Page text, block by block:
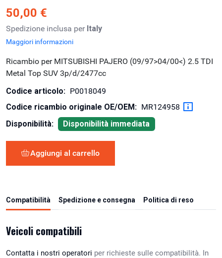
50,00 €
Spedizione inclusa per Italy
Maggiori informazioni
Ricambio per MITSUBISHI PAJERO (09/97>04/00<) 2.5 TDI
Metal Top SUV 3p/d/2477cc
Codice articolo: P0018049
Codice ricambio originale OE/OEM: MR124958
Disponibilità:
Disponibilità immediata
Aggiungi al carrello
Compatibilità Spedizione e consegna Politica di reso
Veicoli compatibili
Contatta i nostri operatori per richieste sulle compatibilità. In